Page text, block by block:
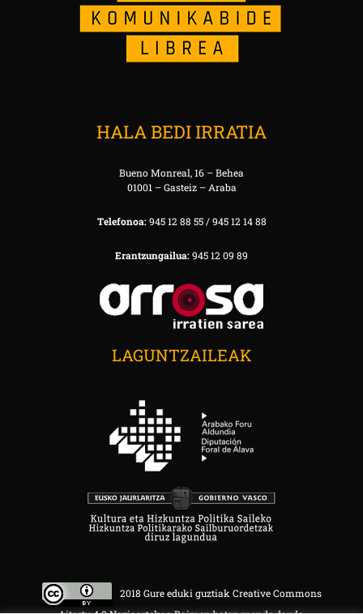
HALA BEDI IRRATIA
Bueno Monreal, 16 – Behea
01001 – Gasteiz – Araba
Telefonoa:945 12 88 55 / 945 12 14 88
Erantzungailua:945 12 09 89
LAGUNTZAILEAK
2018 Gure eduki guztiak Creative Commons